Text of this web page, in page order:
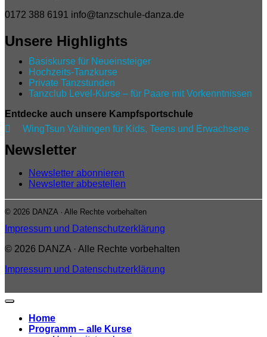
0172 388 6191 info@tanzschule-danza.de
Unsere Highlights
Basiskurse für Neueinsteiger
Hochzeits-Tanzkurse
Private Tanzstunden
Tanzclub Level‑Kurse – für Paare mit Vorkenntnissen
Entdecke auch unsere Kampfsportschule

WingTsun Vaihingen für Kids, Teens und Erwachsene
Newsletter
Newsletter abonnieren
Newsletter abbestellen
© 2026 DANZA · Alle Rechte vorbehalten
Impressum und Datenschutzerklärung
© 2026 DANZA · Alle Rechte vorbehalten
Impressum und Datenschutzerklärung
Home
Programm – alle Kurse